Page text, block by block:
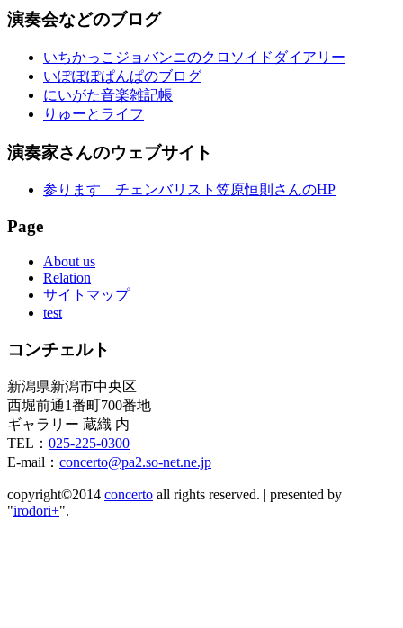
演奏会などのブログ
いちかっこジョバンニのクロソイドダイアリー
いぽぽぽぱんぱのブログ
にいがた音楽雑記帳
りゅーとライフ
演奏家さんのウェブサイト
参ります チェンバリスト笠原恒則さんのHP
Page
About us
Relation
サイトマップ
test
コンチェルト
新潟県新潟市中央区
西堀前通1番町700番地
ギャラリー 蔵織 内
TEL： 025-225-0300
E-mail： concerto@pa2.so-net.ne.jp
copyright©2014 concerto all rights reserved. | presented by
"irodori+".